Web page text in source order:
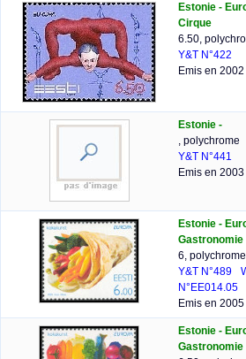
Estonie -
Cirque
6.50,
Y&T N°422
Emis en 2002
Estonie -
, polychrome
Y&T N°441
Emis en 2003
Estonie -
Gastronomie
6, polychrome
Y&T N°489
N°EE014.05
Emis en 2005
Estonie -
Gastronomie